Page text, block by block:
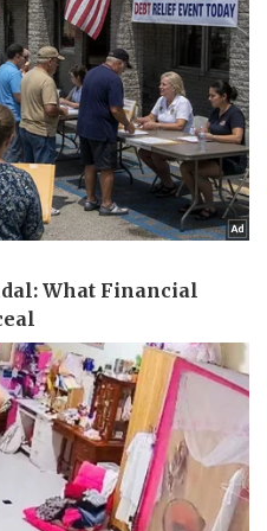
Công nghệ
Sành điệu
Tin Công nghệ
Trải nghiệm
Chuyển đổi số